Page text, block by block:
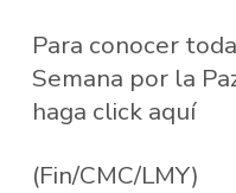
Para conocer
Semana por la
haga click aquí
(Fin/CMC/LMY)